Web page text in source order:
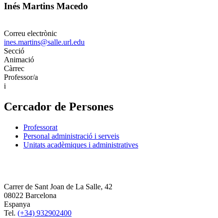
Inés Martins Macedo
Correu electrònic
ines.martins@salle.url.edu
Secció
Animació
Càrrec
Professor/a
i
Cercador de Persones
Professorat
Personal administració i serveis
Unitats acadèmiques i administratives
Carrer de Sant Joan de La Salle, 42
08022 Barcelona
Espanya
Tel. (+34) 932902400